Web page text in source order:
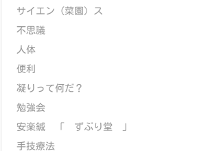
サイエン（菜園）ス
不思議
人体
便利
凝りって何だ？
勉強会
安楽鍼 「 ずぶり堂 」
手技療法